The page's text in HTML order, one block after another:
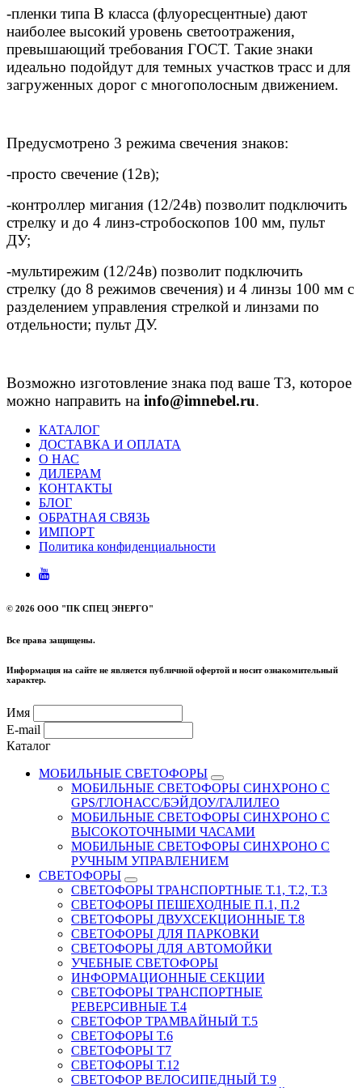
-пленки типа В класса (флуоресцентные) дают
наиболее высокий уровень светоотражения,
превышающий требования ГОСТ. Такие знаки
идеально подойдут для темных участков трасс и для
загруженных дорог с многополосным движением.
Предусмотрено 3 режима свечения знаков:
-просто свечение (12в);
-контроллер мигания (12/24в) позволит подключить
стрелку и до 4 линз-стробоскопов 100 мм, пульт
ДУ;
-мультирежим (12/24в) позволит подключить
стрелку (до 8 режимов свечения) и 4 линзы 100 мм с
разделением управления стрелкой и линзами по
отдельности; пульт ДУ.
Возможно изготовление знака под ваше ТЗ, которое
можно направить на info@imnebel.ru.
КАТАЛОГ
ДОСТАВКА И ОПЛАТА
О НАС
ДИЛЕРАМ
КОНТАКТЫ
БЛОГ
ОБРАТНАЯ СВЯЗЬ
ИМПОРТ
Политика конфиденциальности
© 2026 ООО "ПК СПЕЦ ЭНЕРГО"
Все права защищены.
Информация на сайте не является публичной офертой и носит ознакомительный
характер.
Имя
E-mail
Каталог
МОБИЛЬНЫЕ СВЕТОФОРЫ
МОБИЛЬНЫЕ СВЕТОФОРЫ СИНХРОНО С
GPS/ГЛОНАСС/БЭЙДОУ/ГАЛИЛЕО
МОБИЛЬНЫЕ СВЕТОФОРЫ СИНХРОНО С
ВЫСОКОТОЧНЫМИ ЧАСАМИ
МОБИЛЬНЫЕ СВЕТОФОРЫ СИНХРОНО С
РУЧНЫМ УПРАВЛЕНИЕМ
СВЕТОФОРЫ
СВЕТОФОРЫ ТРАНСПОРТНЫЕ Т.1, Т.2, Т.3
СВЕТОФОРЫ ПЕШЕХОДНЫЕ П.1, П.2
СВЕТОФОРЫ ДВУХСЕКЦИОННЫЕ Т.8
СВЕТОФОРЫ ДЛЯ ПАРКОВКИ
СВЕТОФОРЫ ДЛЯ АВТОМОЙКИ
УЧЕБНЫЕ СВЕТОФОРЫ
ИНФОРМАЦИОННЫЕ СЕКЦИИ
СВЕТОФОРЫ ТРАНСПОРТНЫЕ
РЕВЕРСИВНЫЕ Т.4
СВЕТОФОР ТРАМВАЙНЫЙ Т.5
СВЕТОФОРЫ Т.6
СВЕТОФОРЫ Т7
СВЕТОФОРЫ Т.12
СВЕТОФОР ВЕЛОСИПЕДНЫЙ Т.9